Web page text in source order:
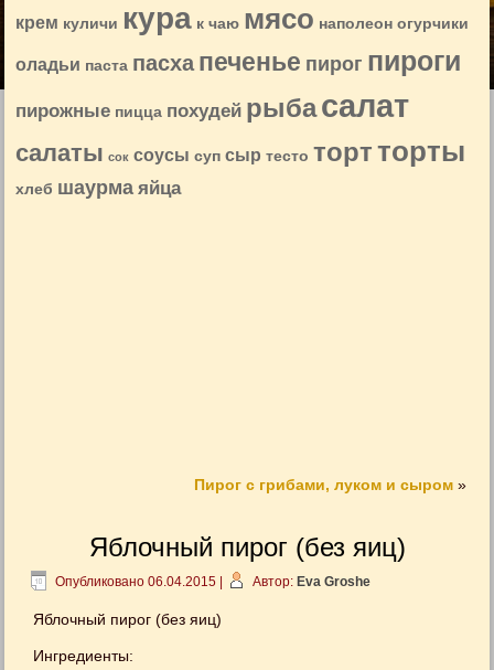
крем куличи кура к чаю мясо наполеон огурчики
оладьи паста пасха печенье пирог пироги
пирожные пицца похудей рыбасалат
салаты сок соусы суп сыр тесто торт торты
хлеб шаурма яйца
Пирог с грибами, луком и сыром»
Яблочный пирог (без яиц)
Опубликовано 06.04.2015 Автор: Eva Groshe
Яблочный пирог (без яиц)
Ингредиенты: